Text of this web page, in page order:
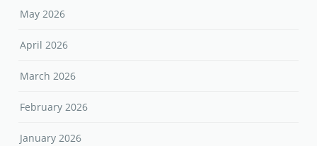
May 2026
April 2026
March 2026
February 2026
January 2026